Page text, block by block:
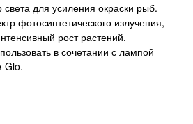
для усиления окраски рыб.
фотосинтетического излучения,
рост растений.
в сочетании с лампой
Glo.